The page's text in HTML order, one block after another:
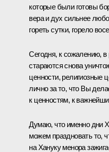
которые были готовы
вера и дух сильнее
гореть сутки, горело
Сегодня, к сожалению,
стараются снова
ценности, религиозные
лично за то, что Вы
к ценностям, к
Думаю, что именно дни
можем праздновать то,
на Хануку менора